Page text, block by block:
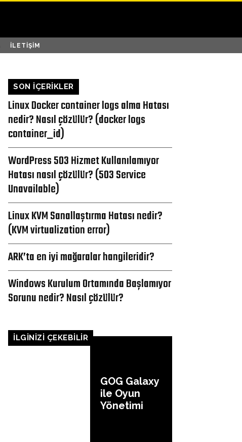
İLETIŞIM
SON İÇERİKLER
Linux Docker container logs alma Hatası
nedir? Nasıl çözülür? (docker logs
container_id)
WordPress 503 Hizmet Kullanılamıyor
Hatası nasıl çözülür? (503 Service
Unavailable)
Linux KVM Sanallaştırma Hatası nedir?
(KVM virtualization error)
ARK’ta en iyi mağaralar hangileridir?
Windows Kurulum Ortamında Başlamıyor
Sorunu nedir? Nasıl çözülür?
İLGİNİZİ ÇEKEBİLİR
GOG Galaxy
ile Oyun
Yönetimi